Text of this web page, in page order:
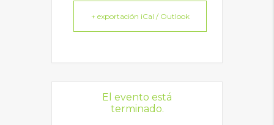
+ exportación iCal / Outlook
El evento está
terminado.